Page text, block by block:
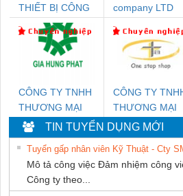
THIẾT BỊ CÔNG
NGHIỆP NIHON
SETSUBI VIỆT
company LTD
CÔNG TY TNHH
THƯƠNG MẠI
DỊCH VỤ KỸ
THUẬT ĐIỆN CƠ
GIA HƯNG PHÁT
CÔNG TY
THƯƠNG MẠI
THIÊN ÂN VIỆT
NAM
TIN TUYỂN DỤNG MỚI
Tuyển gấp nhân viên Kỹ Thuật - Cty
Mô tả công việc Đảm nhiệm công
Công ty theo...